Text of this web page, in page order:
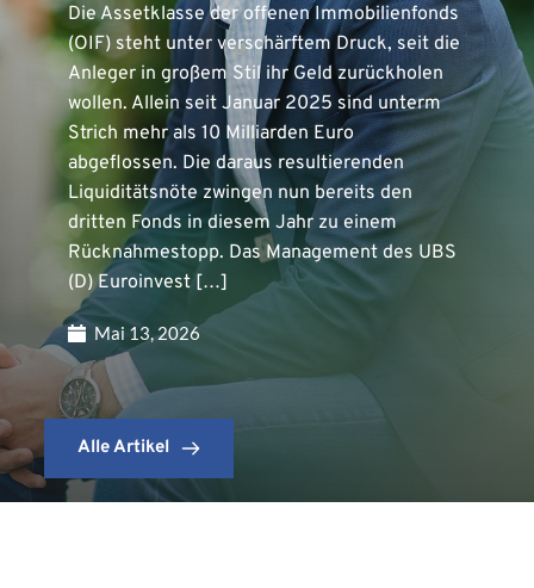
Die Assetklasse der offenen Immobilienfonds
(OIF) steht unter verschärftem Druck, seit die
Anleger in großem Stil ihr Geld zurückholen
wollen. Allein seit Januar 2025 sind unterm
Strich mehr als 10 Milliarden Euro
abgeflossen. Die daraus resultierenden
Liquiditätsnöte zwingen nun bereits den
dritten Fonds in diesem Jahr zu einem
Rücknahmestopp. Das Management des UBS
(D) Euroinvest […]
Mai 13, 2026
Alle Artikel